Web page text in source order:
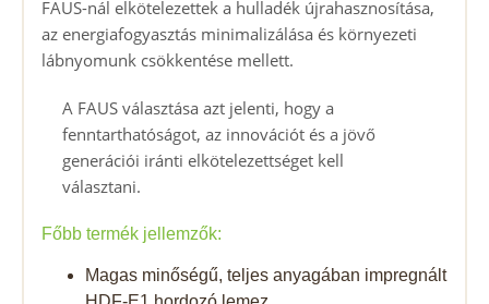
FAUS-nál elkötelezettek a hulladék újrahasznosítása,
az energiafogyasztás minimalizálása és környezeti
lábnyomunk csökkentése mellett.
A FAUS választása azt jelenti, hogy a
fenntarthatóságot, az innovációt és a jövő
generációi iránti elkötelezettséget kell
választani.
Főbb termék jellemzők:
Magas minőségű, teljes anyagában impregnált